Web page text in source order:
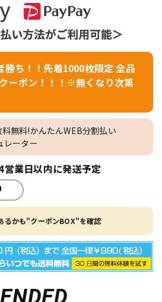
勝ち！！先着1000枚限定 全品
ーポン！！！※無くなり次第
無料!かんたんWEB分割払い
レーター
業日以内に発送予定
るかも"クーポンBOX"を確認